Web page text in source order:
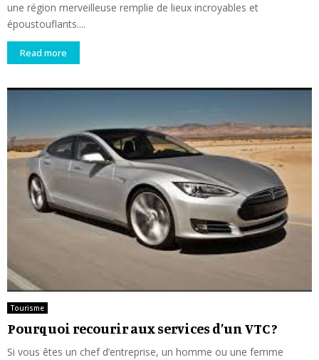
une région merveilleuse remplie de lieux incroyables et
époustouflants....
Read more
Tourisme
Pourquoi recourir aux services d’un VTC ?
Si vous êtes un chef d’entreprise, un homme ou une femme